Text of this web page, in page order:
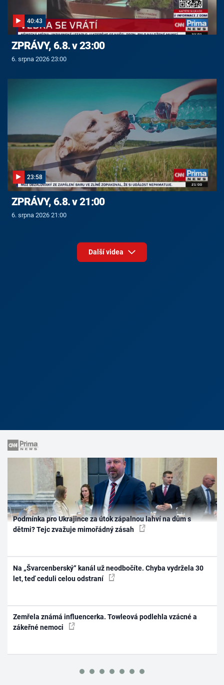
40:43
ZPRÁVY, 6.8. v 23:00
6. srpna 2026 23:00
23:58
ZPRÁVY, 6.8. v 21:00
6. srpna 2026 21:00
Další videa
Podmínka pro Ukrajince za útok zápalnou lahví na dům s
dětmi? Tejc zvažuje mimořádný zásah
Na „Švarcenberský“ kanál už neodbočíte. Chyba vydržela 30
let, teď ceduli celou odstraní
Zemřela známá influencerka. Towleová podlehla vzácné a
zákeřné nemoci